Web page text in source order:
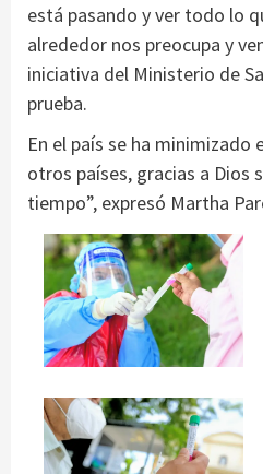
está pasando y ver todo lo
alrededor nos preocupa y
iniciativa del Ministerio de
prueba.
En el país se ha minimizado
otros países, gracias a Dios
tiempo”, expresó Martha